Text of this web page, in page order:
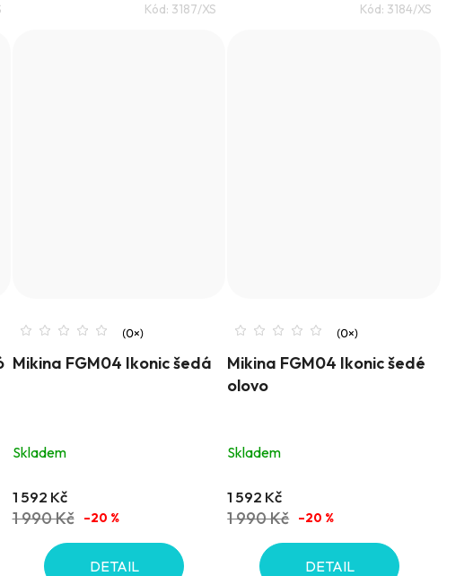
Kód: 3187/XS Kód: 3184/XS
Mikina FGM04 Ikonic šedá
Skladem
1 592 Kč
1 990 Kč –20 %
DETAIL
Mikina FGM04 Ikonic šedé
olovo
Skladem
1 592 Kč
1 990 Kč –20 %
DETAIL